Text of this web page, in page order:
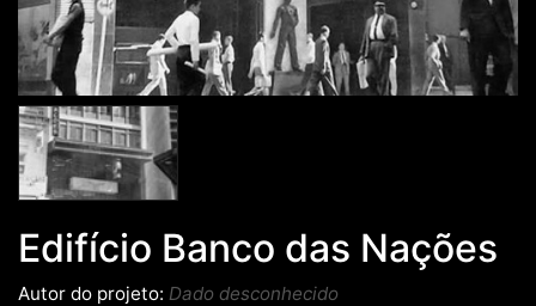
Edifício Banco das Nações
Autor do projeto: Dado desconhecido